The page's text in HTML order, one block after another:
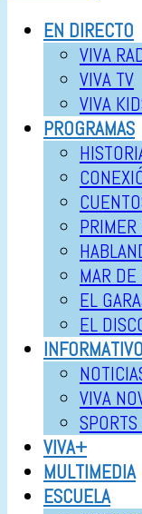
EN DIRECTO
VIVA
VIVA TV
VIVA
PROGRAMAS
PRIMER
MAR DE
EL
EL
VIVA
VIVA+
MULTIMEDIA
ESCUELA